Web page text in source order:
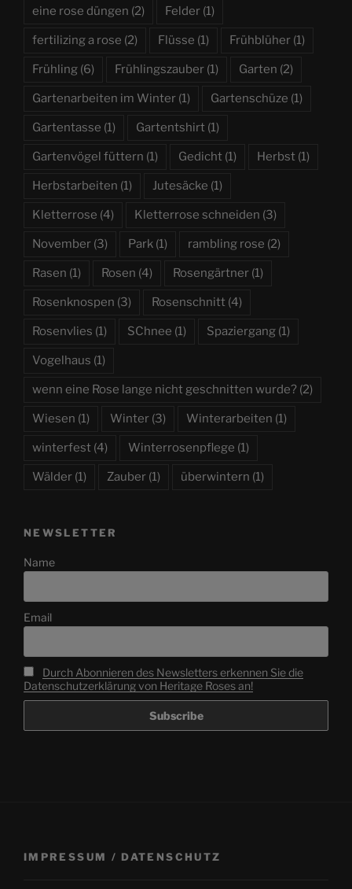
eine rose düngen (2) Felder (1)
fertilizing a rose (2) Flüsse (1) Frühblüher (1)
Frühling (6) Frühlingszauber (1) Garten (2)
Gartenarbeiten im Winter (1) Gartenschüze (1)
Gartentasse (1) Gartentshirt (1)
Gartenvögel füttern (1) Gedicht (1) Herbst (1)
Herbstarbeiten (1) Jutesäcke (1)
Kletterrose (4) Kletterrose schneiden (3)
November (3) Park (1) rambling rose (2)
Rasen (1) Rosen (4) Rosengärtner (1)
Rosenknospen (3) Rosenschnitt (4)
Rosenvlies (1) SChnee (1) Spaziergang (1)
Vogelhaus (1)
wenn eine Rose lange nicht geschnitten wurde? (2)
Wiesen (1) Winter (3) Winterarbeiten (1)
winterfest (4) Winterrosenpflege (1)
Wälder (1) Zauber (1) überwintern (1)
NEWSLETTER
Name
Email
Durch Abonnieren des Newsletters erkennen Sie die
Datenschutzerklärung von Heritage Roses an!
IMPRESSUM / DATENSCHUTZ